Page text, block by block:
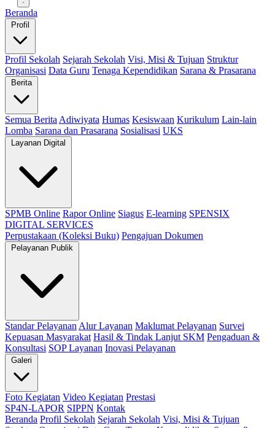
Beranda
Profil
Profil Sekolah Sejarah Sekolah Visi, Misi & Tujuan Struktur
Organisasi Data Guru Tenaga Kependidikan Sarana & Prasarana
Berita
Semua Berita Adiwiyata Humas Kesiswaan Kurikulum Lain-lain
Lomba Sarana dan Prasarana Sosialisasi UKS
Layanan Digital
SPMB Online Rapor Online Siagus E-learning SPENSIX
DIGITAL SERVICES
Perpustakaan (Koleksi Buku) Pengajuan Dokumen
Pelayanan Publik
Standar Pelayanan Alur Layanan Maklumat Pelayanan Survei
Kepuasan Masyarakat Hasil & Tindak Lanjut SKM Pengaduan &
Konsultasi SOP Layanan Inovasi Pelayanan
Galeri
Foto Kegiatan Video Kegiatan Prestasi
SP4N-LAPOR SIPPN Kontak
Beranda Profil Sekolah Sejarah Sekolah Visi, Misi & Tujuan